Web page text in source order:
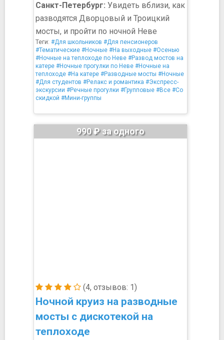
Санкт-Петербург: Увидеть вблизи, как
разводятся Дворцовый и Троицкий
мосты, и пройти по ночной Неве
Теги: #Для школьников #Для пенсионеров
#Тематические #Ночные #На выходные #Осенью
#Ночные на теплоходе по Неве #Развод мостов на
катере #Ночные прогулки по Неве #Ночные на
теплоходе #На катере #Разводные мосты #Ночные
#Для студентов #Релакс и романтика #Экспресс-
экскурсии #Речные прогулки #Групповые #Все #Со
скидкой #Мини-группы
(4, отзывов: 1)
Ночной круиз на разводные
мосты с дискотекой на
теплоходе
990 ₽ за одного